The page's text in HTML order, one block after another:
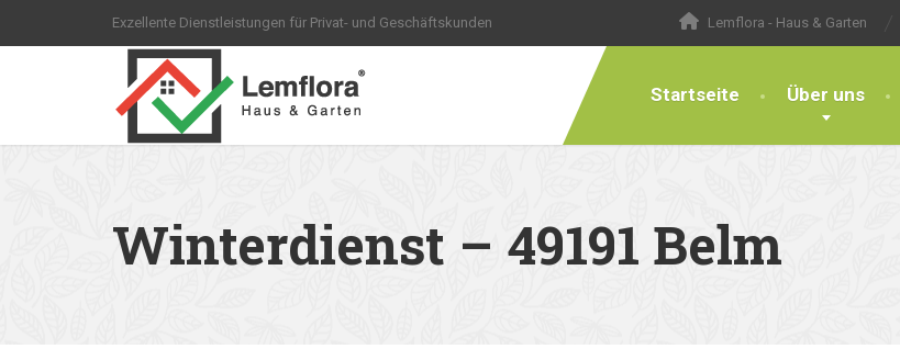
Exzellente Dienstleistungen für Privat- und Geschäftskunden Lemflora - Haus & Garten
Startseite Über uns
Winterdienst – 49191 Belm